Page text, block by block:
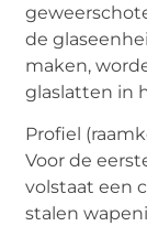
de
maken,
glaslatten in
Profiel
Voor de
volstaat een
stalen